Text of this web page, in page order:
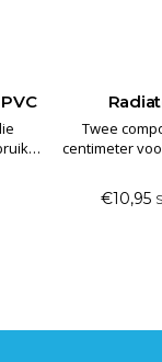
Twee
centimeter
€10,95